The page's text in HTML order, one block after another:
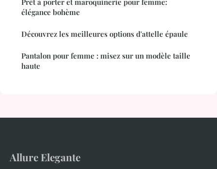
élégance bohème
Découvrez les meilleures options d'attelle épaule
Pantalon pour femme : misez sur un modèle taille
haute
Allure Elegante